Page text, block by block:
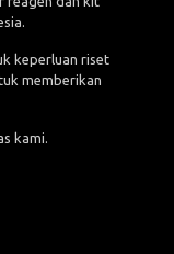
keperluan riset
memberikan
kami.